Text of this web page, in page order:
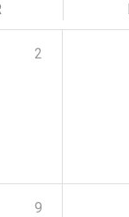
2
9